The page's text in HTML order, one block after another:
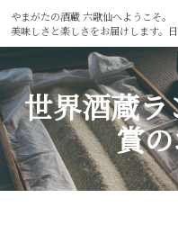
やまがたの酒蔵 六歌仙へようこそ。
美味しさと楽しさをお届けします。
世界酒蔵ラ
賞